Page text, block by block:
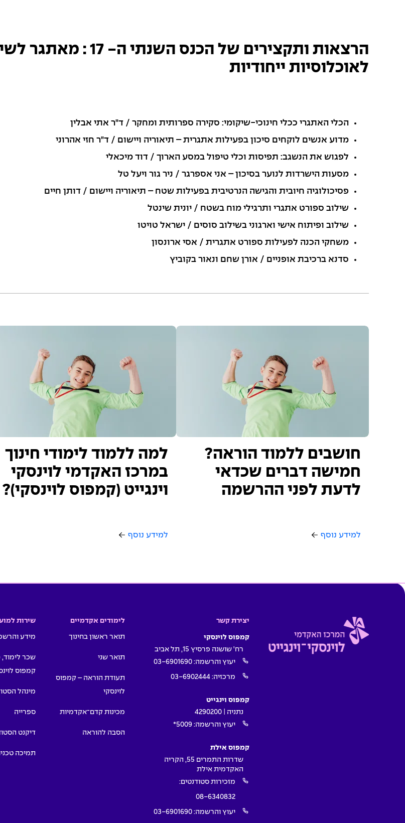
הרצאות ותקצירים של
לאוכלוסיות ייחודיות
הכלי האתגרי ככלי חינוכי-שיקומי: סקירה ספרותית ומחקר / ד"ר אתי אבלין
מדוע אנשים לוקחים סיכון בפעילות אתגרית – תיאוריה ויישום / ד"ר חזי אהרוני
לפגוש את הנשגב: תפיסות וכלי טיפול במסע הארוך / דוד מיכאלי
מסעות הישרדות לנוער בסיכון – אני אספרגר / ניר גור ויעל טל
פסיכולוגיה חיובית והגישה הנרטיבית בפעילות שטח – תיאוריה ויישום / דותן חיים
שילוב ספורט אתגרי ותרגילי מוח בשטח / יונית שינטל
שילוב ופיתוח אישי וארגוני בשילוב סוסים / ישראל טויטו
משחקי הכנה לפעילות ספורט אתגרית / אסי ארונסון
סדנא ברכיבת אופניים / אורן שחם ונאור בקוביץ
חושבים ללמוד הוראה?
חמישה דברים שכדאי
לדעת לפני ההרשמה
למידע נוסף
למה ללמוד לימודי חינוך
במרכז האקדמי לוינסקי
וינגייט (קמפוס לוינסקי)?
למידע נוסף
יצירת קשר
קמפוס לוינסקי
רח' שושנה פרסיץ 15, תל אביב
יעוץ והרשמה: 03-6901690
מרכזיה: 03-6902444
קמפוס וינגייט
נתניה | 4290200
יעוץ והרשמה: 5009*
קמפוס אילת
שדרות התמרים 55, הקריה
האקדמית אילת
מזכירות סטודנטים:
08-6340832
יעוץ והרשמה: 03-6901690
לימודים אקדמיים
תואר ראשון בחינוך
תואר שני
תעודת הוראה – קמפוס
לוינסקי
מכינות קדם־אקדמיות
הסבה להוראה
שירות
מידע
שכר
קמפוס
מינהל
ספרייה
דיקנט
תמיכה